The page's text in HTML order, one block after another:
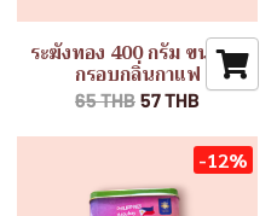
ระฆังทอง 400 กรัม ขนมปัง
กรอบกลิ่นกาแฟ
65 THB 57 THB
-12%